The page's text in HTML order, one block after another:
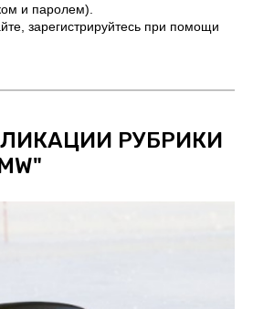
и паролем).
зарегистрируйтесь при помощи
РУБРИКИ
"